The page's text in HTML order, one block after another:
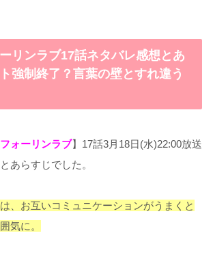
リンラブ17話ネタバレ感想とあ
強制終了？言葉の壁とすれ違う
ォーリンラブ】17話3月18日(水)22:00放送
あらすじでした。
は、お互いコミュニケーションがうまくと
気に。